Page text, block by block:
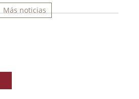
Más noticias